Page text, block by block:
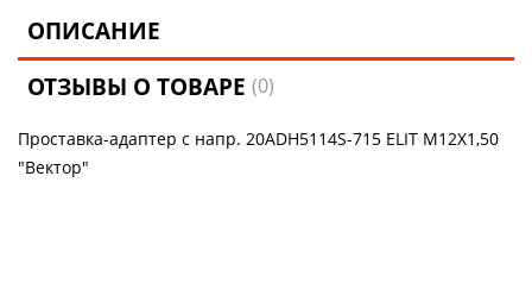
ОПИСАНИЕ
ОТЗЫВЫ О ТОВАРЕ(0)
Проставка-адаптер с напр. 20ADH5114S-715 ELIT M12Х1,50
"Вектор"